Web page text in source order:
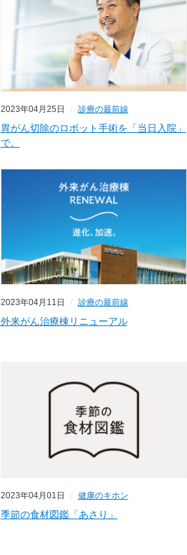
2023年04月25日 診療の最前線
胃がん切除のロボット手術を「当日入院」
で。
2023年04月11日 診療の最前線
外来がん治療棟リニューアル
2023年04月01日 健康のキホン
季節の食材図鑑「あさり」